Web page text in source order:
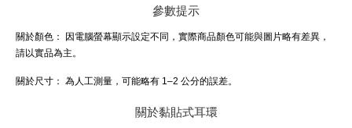
參數提示
關於顏色：
因電腦螢幕顯示設定不同，實際商品顏色可能與圖片略有差異，
請以實品為主。
關於尺寸： 為人工測量，可能略有 1–2 公分的誤差。
關於黏貼式耳環